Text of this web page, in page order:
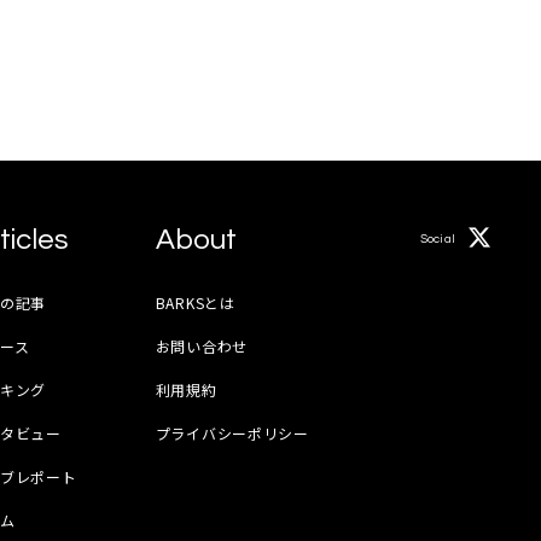
記事
ス
ング
ビュー
レポート
About
BARKSとは
お問い合わせ
利用規約
プライバシーポリシー
Social